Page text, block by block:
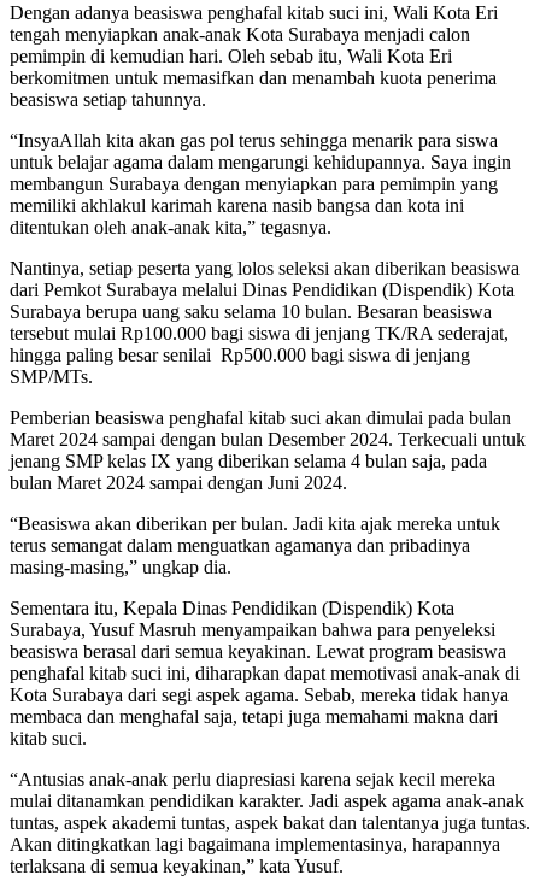
Dengan adanya beasiswa penghafal kitab suci ini, Wali Kota Eri
tengah menyiapkan anak-anak Kota Surabaya menjadi calon
pemimpin di kemudian hari. Oleh sebab itu, Wali Kota Eri
berkomitmen untuk memasifkan dan menambah kuota penerima
beasiswa setiap tahunnya.
“InsyaAllah kita akan gas pol terus sehingga menarik para siswa
untuk belajar agama dalam mengarungi kehidupannya. Saya ingin
membangun Surabaya dengan menyiapkan para pemimpin yang
memiliki akhlakul karimah karena nasib bangsa dan kota ini
ditentukan oleh anak-anak kita,” tegasnya.
Nantinya, setiap peserta yang lolos seleksi akan diberikan beasiswa
dari Pemkot Surabaya melalui Dinas Pendidikan (Dispendik) Kota
Surabaya berupa uang saku selama 10 bulan. Besaran beasiswa
tersebut mulai Rp100.000 bagi siswa di jenjang TK/RA sederajat,
hingga paling besar senilai Rp500.000 bagi siswa di jenjang
SMP/MTs.
Pemberian beasiswa penghafal kitab suci akan dimulai pada bulan
Maret 2024 sampai dengan bulan Desember 2024. Terkecuali untuk
jenang SMP kelas IX yang diberikan selama 4 bulan saja, pada
bulan Maret 2024 sampai dengan Juni 2024.
“Beasiswa akan diberikan per bulan. Jadi kita ajak mereka untuk
terus semangat dalam menguatkan agamanya dan pribadinya
masing-masing,” ungkap dia.
Sementara itu, Kepala Dinas Pendidikan (Dispendik) Kota
Surabaya, Yusuf Masruh menyampaikan bahwa para penyeleksi
beasiswa berasal dari semua keyakinan. Lewat program beasiswa
penghafal kitab suci ini, diharapkan dapat memotivasi anak-anak di
Kota Surabaya dari segi aspek agama. Sebab, mereka tidak hanya
membaca dan menghafal saja, tetapi juga memahami makna dari
kitab suci.
“Antusias anak-anak perlu diapresiasi karena sejak kecil mereka
mulai ditanamkan pendidikan karakter. Jadi aspek agama anak-anak
tuntas, aspek akademi tuntas, aspek bakat dan talentanya juga tuntas.
Akan ditingkatkan lagi bagaimana implementasinya, harapannya
terlaksana di semua keyakinan,” kata Yusuf.